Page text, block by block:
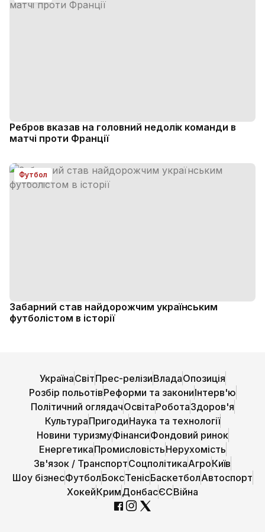
Ребров вказав на головний недолік команди в
матчі проти Франції
Футбол
Забарний став найдорожчим українським
футболістом в історії
УкраїнаСвітПрес-релізиВладаОпозиція
Розбір польотівРеформи та закониІнтерв'ю
Політичний оглядачОсвітаРоботаЗдоров'я
КультураПригодиНаука та технології
Новини туризмуФінансиФондовий ринок
ЕнергетикаПромисловістьНерухомість
Зв'язок / ТранспортСоцполітикаАгроКиїв
Шоу бізнесФутболБоксТенісБаскетболАвтоспорт
ХокейКримДонбасЄСВійна